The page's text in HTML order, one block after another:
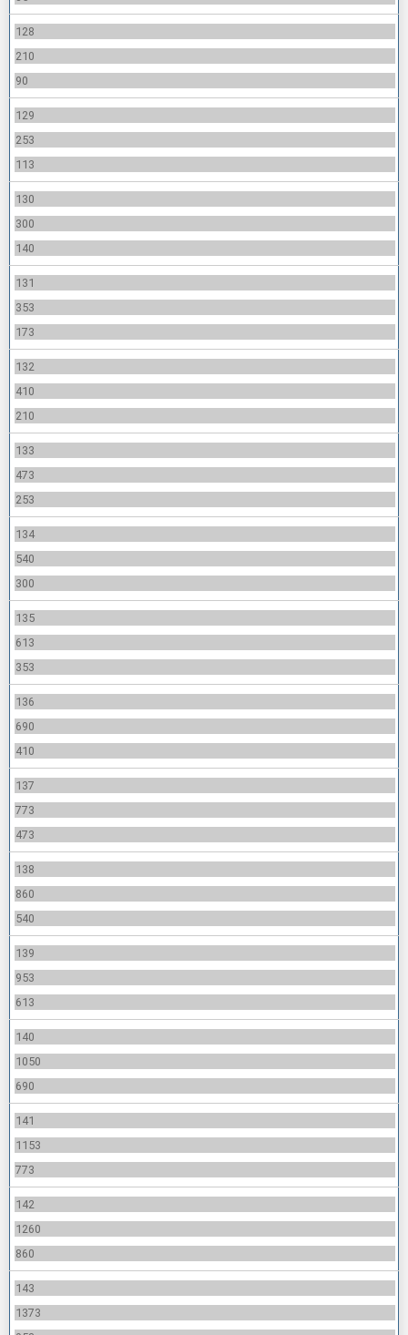
128
210
90
129
253
113
130
300
140
131
353
173
132
410
210
133
473
253
134
540
300
135
613
353
136
690
410
137
773
473
138
860
540
139
953
613
140
1050
690
141
1153
773
142
1260
860
143
1373